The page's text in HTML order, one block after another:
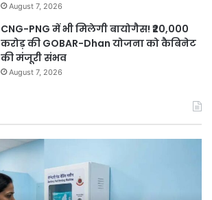
August 7, 2026
CNG-PNG में भी मिलेगी बायोगैस! ₹20,000
करोड़ की GOBAR-Dhan योजना को कैबिनेट
की मंजूरी संभव
August 7, 2026